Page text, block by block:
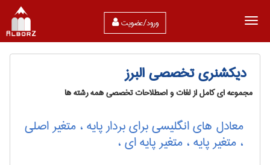
ورود/عضویت
دیکشنری تخصصی البرز
مجموعه ای کامل از لغات و اصطلاحات تخصصی همه رشته ها
معادل های انگلیسی برای بردار پایه ، متغیر اصلی
، متغیر پایه ، متغیر پایه ای ،